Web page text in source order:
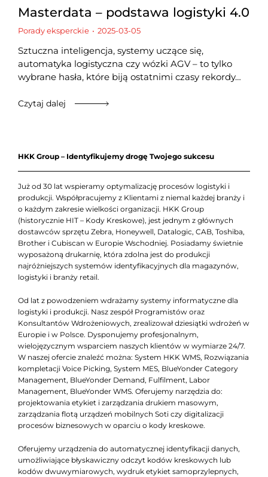
Masterdata – podstawa logistyki 4.0
Porady eksperckie 2025-03-05
Sztuczna inteligencja, systemy uczące się,
automatyka logistyczna czy wózki AGV – to tylko
wybrane hasła, które biją ostatnimi czasy rekordy…
Czytaj dalej
HKK Group – Identyfikujemy drogę Twojego sukcesu
Już od 30 lat wspieramy optymalizację procesów logistyki i
produkcji. Współpracujemy z Klientami z niemal każdej branży i
o każdym zakresie wielkości organizacji. HKK Group
(historycznie HIT – Kody Kreskowe), jest jednym z głównych
dostawców sprzętu Zebra, Honeywell, Datalogic, CAB, Toshiba,
Brother i Cubiscan w Europie Wschodniej. Posiadamy świetnie
wyposażoną drukarnię, która zdolna jest do produkcji
najróżniejszych systemów identyfikacyjnych dla magazynów,
logistyki i branży retail.
Od lat z powodzeniem wdrażamy systemy informatyczne dla
logistyki i produkcji. Nasz zespół Programistów oraz
Konsultantów Wdrożeniowych, zrealizował dziesiątki wdrożeń w
Europie i w Polsce. Dysponujemy profesjonalnym,
wielojęzycznym wsparciem naszych klientów w wymiarze 24/7.
W naszej ofercie znaleźć można: System HKK WMS, Rozwiązania
kompletacji Voice Picking, System MES, BlueYonder Category
Management, BlueYonder Demand, Fulfilment, Labor
Management, BlueYonder WMS. Oferujemy narzędzia do:
projektowania etykiet i zarządzania drukiem masowym,
zarządzania flotą urządzeń mobilnych Soti czy digitalizacji
procesów biznesowych w oparciu o kody kreskowe.
Oferujemy urządzenia do automatycznej identyfikacji danych,
umożliwiające błyskawiczny odczyt kodów kreskowych lub
kodów dwuwymiarowych, wydruk etykiet samoprzylepnych,